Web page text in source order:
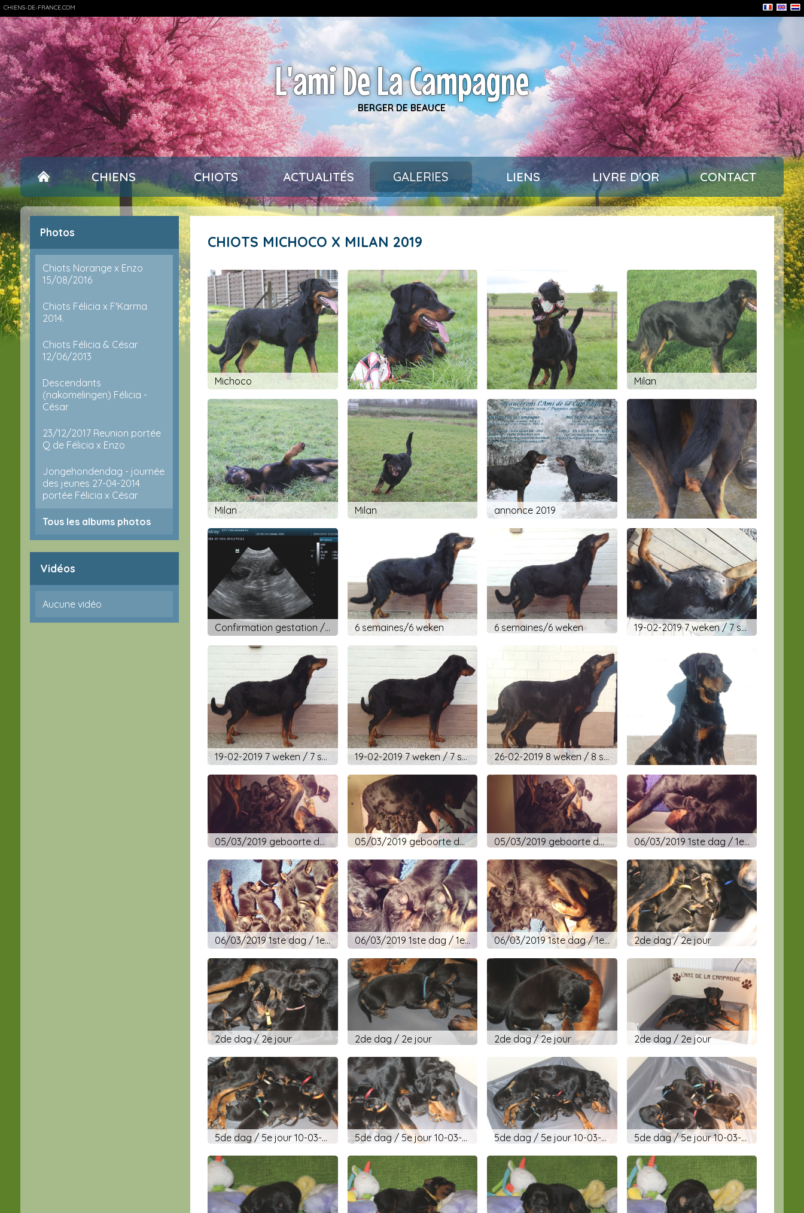
CHIENS-DE-FRANCE.COM
L'ami De La Campagne
BERGER DE BEAUCE
CHIENS CHIOTS ACTUALITÉS GALERIES LIENS LIVRE D'OR CONTACT
Photos
Chiots Norange x Enzo
15/08/2016
Chiots Félicia x F'Karma
2014.
Chiots Félicia & César
12/06/2013
Descendants
(nakomelingen) Félicia -
César
23/12/2017 Reunion portée
Q de Félicia x Enzo
Jongehondendag - journée
des jeunes 27-04-2014
portée Félicia x César
Tous les albums photos
Vidéos
Aucune vidéo
CHIOTS MICHOCO X MILAN 2019
Michoco
Michoco
Michoco
Milan
Milan Milan annonce 2019
saillie / dekking
Confirmation gestation / bevestiging dracht 6 semaines/6 weken 6 semaines/6 weken 19-02-2019 7 weken / 7 semaines
19-02-2019 7 weken / 7 semaines 19-02-2019 7 weken / 7 semaines 26-02-2019 8 weken / 8 semaines
26-02-2019 8 weken / 8 semaines
05/03/2019 geboorte dag - jour de naissance
05/03/2019 geboorte dag - jour de naissance 05/03/2019 geboorte dag - jour de naissance 06/03/2019 1ste dag / 1e jour
06/03/2019 1ste dag / 1e jour 06/03/2019 1ste dag / 1e jour 06/03/2019 1ste dag / 1e jour 2de dag / 2e jour
2de dag / 2e jour 2de dag / 2e jour 2de dag / 2e jour 2de dag / 2e jour
5de dag / 5e jour 10-03-2019 5de dag / 5e jour 10-03-2019 5de dag / 5e jour 10-03-2019 5de dag / 5e jour 10-03-2019